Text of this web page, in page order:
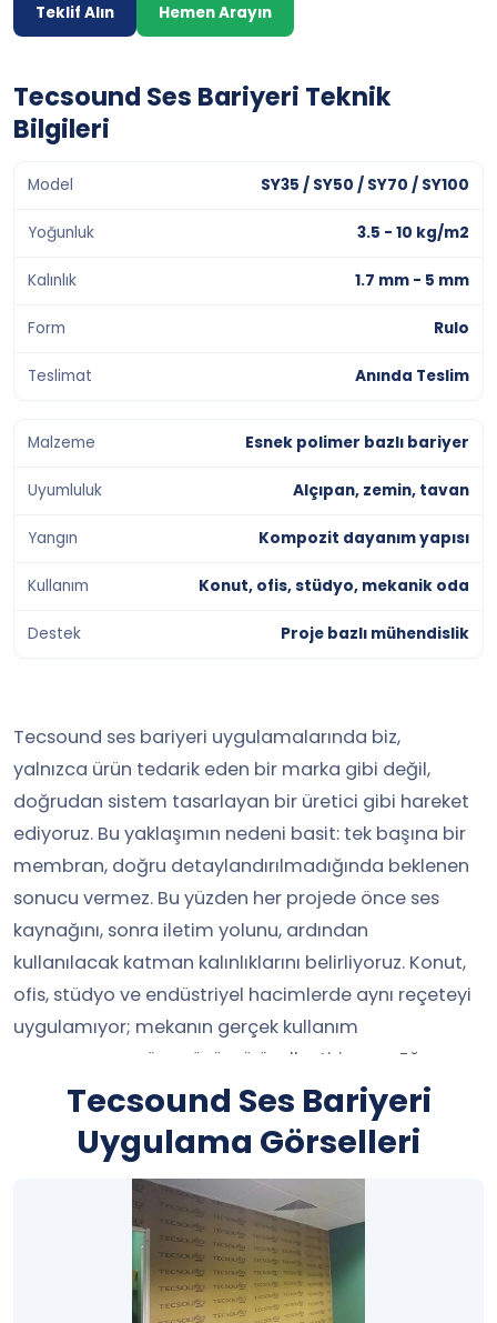
Teklif Alın Hemen Arayın
Tecsound Ses Bariyeri Teknik
Bilgileri
Model SY35 / SY50 / SY70 / SY100
Yoğunluk 3.5 - 10 kg/m2
Kalınlık 1.7 mm - 5 mm
Form Rulo
Teslimat Anında Teslim
Malzeme Esnek polimer bazlı bariyer
Uyumluluk Alçıpan, zemin, tavan
Yangın Kompozit dayanım yapısı
Kullanım Konut, ofis, stüdyo, mekanik oda
Destek Proje bazlı mühendislik
Tecsound ses bariyeri uygulamalarında biz,
yalnızca ürün tedarik eden bir marka gibi değil,
doğrudan sistem tasarlayan bir üretici gibi hareket
ediyoruz. Bu yaklaşımın nedeni basit: tek başına bir
membran, doğru detaylandırılmadığında beklenen
sonucu vermez. Bu yüzden her projede önce ses
kaynağını, sonra iletim yolunu, ardından
kullanılacak katman kalınlıklarını belirliyoruz. Konut,
ofis, stüdyo ve endüstriyel hacimlerde aynı reçeteyi
uygulamıyor; mekanın gerçek kullanım
senaryosuna göre çözümü özelleştiriyoruz. Eğer
ürün ailesini kıyaslamak istersenizses bariyeriana
sayfamızdan tüm alternatifleri görebilir, daha
elastik çözüm ihtiyacı olan projelerdeepdm
benzeri ses bariyeriyapılarıyla performans farkını
birlikte değerlendirebilirsiniz.
Buradaki içeriği özellikle kullanıcı odaklı hazırladık;
çünkü ziyaretçinin aklında genelde aynı sorular var:
Tecsound Ses Bariyeri
Uygulama Görselleri